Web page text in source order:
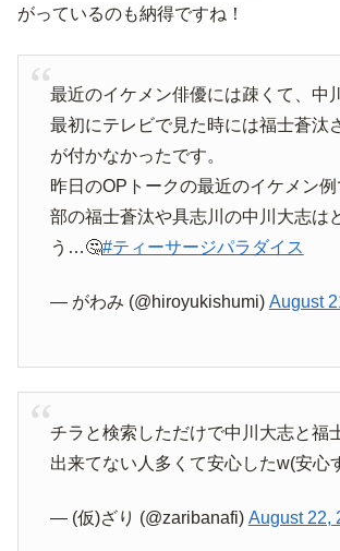
がっているのも納得ですね！
最近のイケメン俳優には疎くて、中
最初にテレビで見た時には福士蒼汰
が付かなかったです。
昨日のOPトークの最近のイケメン
部の福士蒼汰や具志川の中川大志は
う…🤔#ティーサージパラダイス
— がわみ (@hiroyukishumi) August
チラと検索しただけで中川大志と福
出来てない人多くて安心したw(安心
— (仮)ざり (@zaribanafi) August 22,